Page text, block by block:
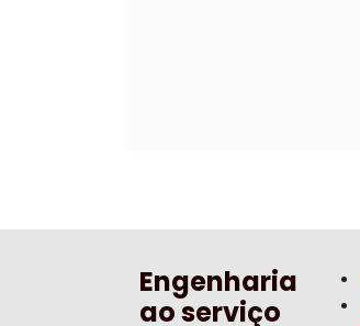
Engenharia
ao serviço